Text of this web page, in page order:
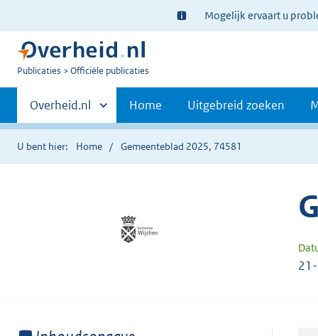
Ter
informatie:
Mogelijk ervaart u
U
Publicaties Officiële publicaties
Primaire
navigatie
Andere
sites
binnen
Overheid.nl Home Uitgebreid zoeken
U bent hier: Home Gemeenteblad 2025, 74581